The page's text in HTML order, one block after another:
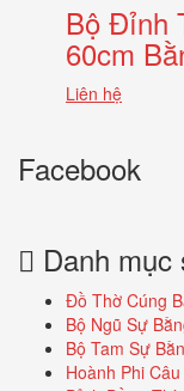
Bộ Đỉnh
60cm
Liên hệ
Facebook
Danh mục
Đồ Thờ Cúng
Bộ Ngũ Sự
Bộ Tam Sự
Hoành Phi